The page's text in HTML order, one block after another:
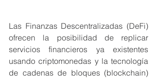
Las Finanzas Descentralizadas (DeFi)
ofrecen la posibilidad de replicar
servicios financieros ya existentes
usando criptomonedas y la tecnología
de cadenas de bloques (blockchain)